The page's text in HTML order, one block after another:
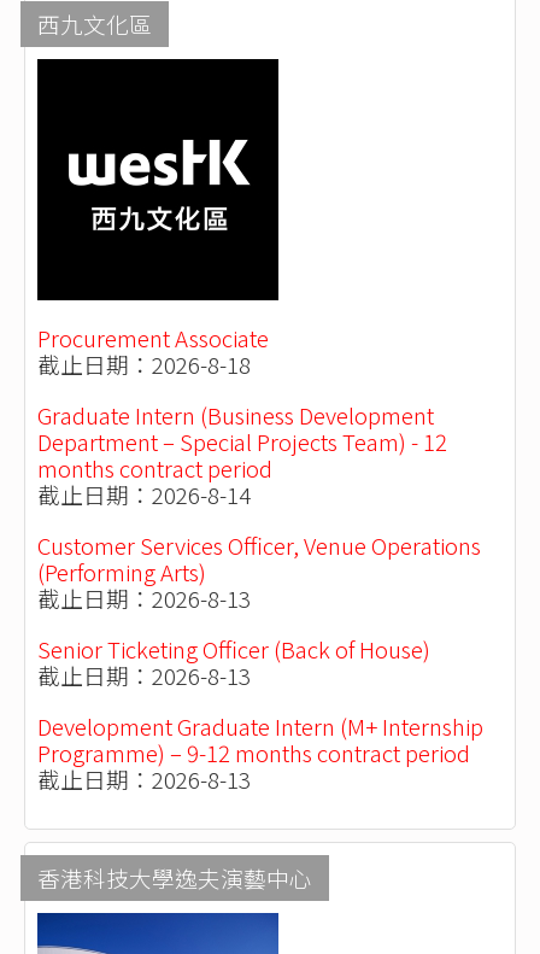
西九文化區
Procurement Associate
截止日期：2026-8-18
Graduate Intern (Business Development
Department – Special Projects Team) - 12
months contract period
截止日期：2026-8-14
Customer Services Officer, Venue Operations
(Performing Arts)
截止日期：2026-8-13
Senior Ticketing Officer (Back of House)
截止日期：2026-8-13
Development Graduate Intern (M+ Internship
Programme) – 9-12 months contract period
截止日期：2026-8-13
香港科技大學逸夫演藝中心